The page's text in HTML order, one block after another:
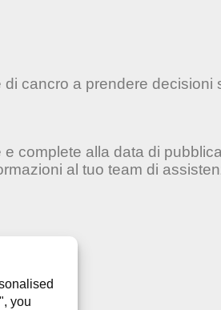
cancro a prendere decisioni
complete alla data di
al tuo team di